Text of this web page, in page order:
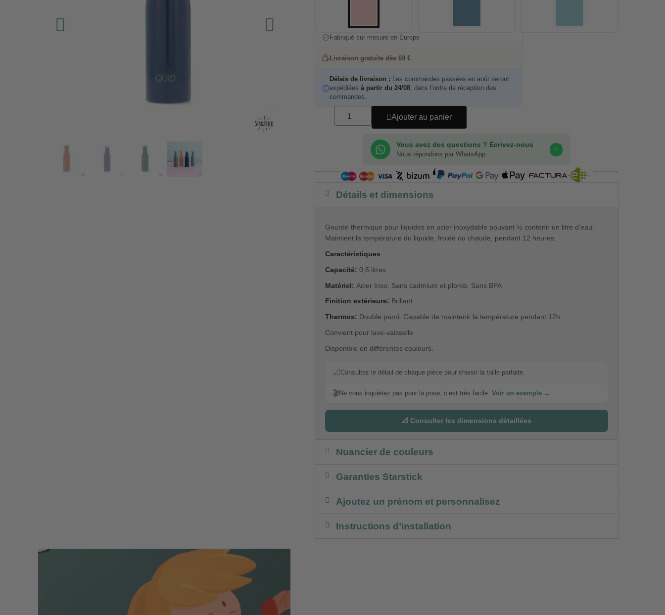
Fabriqué sur mesure en Europe
Livraison gratuite dès 69 €
Délais de livraison : Les commandes passées en août seront
expédiées à partir du 24/08, dans l'ordre de réception des
commandes.
Ajouter au panier
Vous avez des questions ? Écrivez-nous
Nous répondons par WhatsApp
✓
COMPRA SEGURA
Détails et dimensions
Gourde thermique pour liquides en acier inoxydable pouvant ½ contenir un litre d’eau.
Maintient la température du liquide, froide ou chaude, pendant 12 heures.
Caractéristiques
Capacité: 0,5 litres
Matériel: Acier Inxo. Sans cadmium et plomb. Sans BPA
Finition extérieure: Brillant
Thermos: Double paroi. Capable de maintenir la température pendant 12h
Convient pour lave-vaisselle
Disponible en différentes couleurs.
📐 Consultez le détail de chaque pièce pour choisir la taille parfaite.
🎬Ne vous inquiétez pas pour la pose, c’est très facile. Voir un exemple →
📐 Consulter les dimensions détaillées
Nuancier de couleurs
Garanties Starstick
Ajoutez un prénom et personnalisez
Instructions d’installation